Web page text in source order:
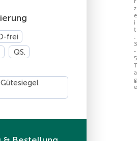
frei
QS.
r
z
e
i
t
:
3
-
5
T
a
g
e